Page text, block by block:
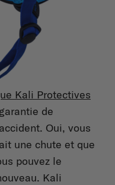
Kali Protectives
de
Oui, vous
une chute et que
pouvez le
Kali